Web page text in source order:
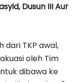
Dusun III Aur
dari TKP awal,
oleh Tim
dibawa ke